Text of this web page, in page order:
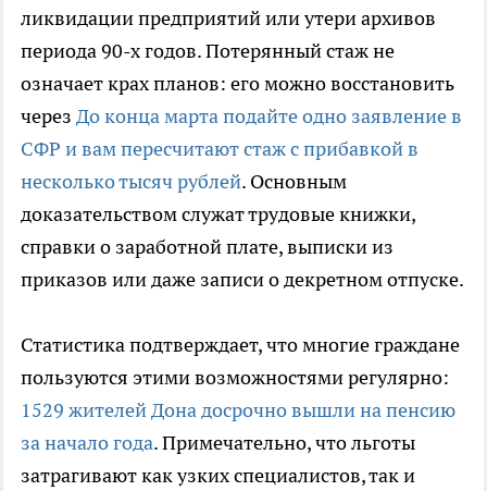
ликвидации предприятий или утери архивов
периода 90-х годов. Потерянный стаж не
означает крах планов: его можно восстановить
через До конца марта подайте одно заявление в
СФР и вам пересчитают стаж с прибавкой в
несколько тысяч рублей. Основным
доказательством служат трудовые книжки,
справки о заработной плате, выписки из
приказов или даже записи о декретном отпуске.
Статистика подтверждает, что многие граждане
пользуются этими возможностями регулярно:
1529 жителей Дона досрочно вышли на пенсию
за начало года. Примечательно, что льготы
затрагивают как узких специалистов, так и